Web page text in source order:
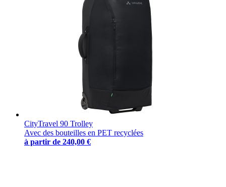
CityTravel 90 Trolley
Avec des bouteilles en PET recyclées
à partir de 240,00 €